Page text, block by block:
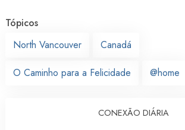
Tópicos
North Vancouver
Canadá
O Caminho para a Felicidade @home
CONEXÃO DIÁRIA